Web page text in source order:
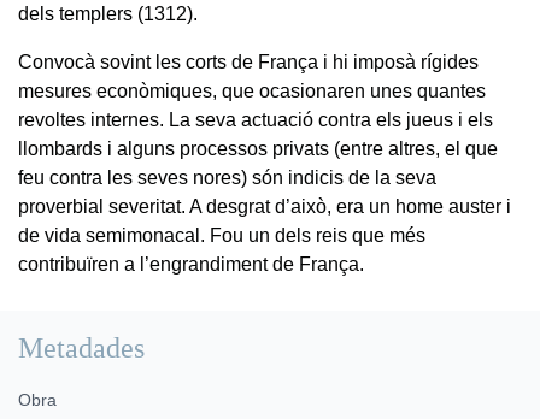
dels templers (1312).
Convocà sovint les corts de França i hi imposà rígides
mesures econòmiques, que ocasionaren unes quantes
revoltes internes. La seva actuació contra els jueus i els
llombards i alguns processos privats (entre altres, el que
feu contra les seves nores) són indicis de la seva
proverbial severitat. A desgrat d’això, era un home auster i
de vida semimonacal. Fou un dels reis que més
contribuïren a l’engrandiment de França.
Metadades
Obra